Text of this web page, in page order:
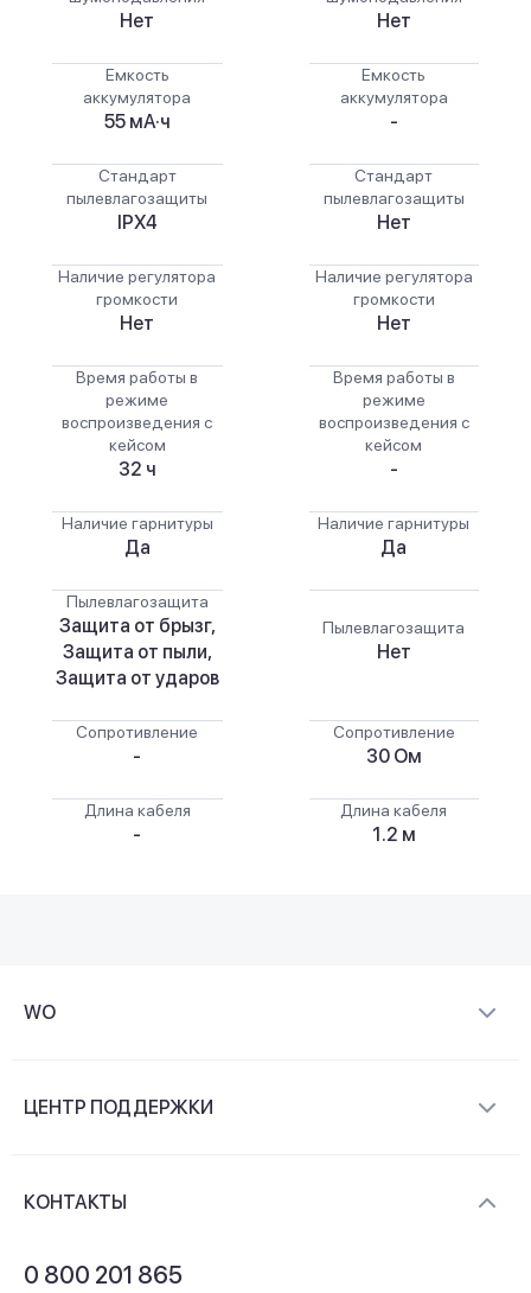
Нет
Емкость
аккумулятора
55 мА·ч
Стандарт
пылевлагозащиты
IPX4
Наличие регулятора
громкости
Нет
Время работы в
режиме
воспроизведения с
кейсом
32 ч
Наличие гарнитуры
Да
Пылевлагозащита
Защита от брызг,
Защита от пыли,
Защита от ударов
Сопротивление
-
Длина кабеля
-
Нет
Емкость
аккумулятора
-
Стандарт
пылевлагозащиты
Нет
Наличие регулятора
громкости
Нет
Время работы в
режиме
воспроизведения с
кейсом
-
Наличие гарнитуры
Да
Пылевлагозащита
Нет
Сопротивление
30 Ом
Длина кабеля
1.2 м
WO
Контакты
ЦЕНТР ПОДДЕРЖКИ
КОНТАКТЫ
0 800 201 865